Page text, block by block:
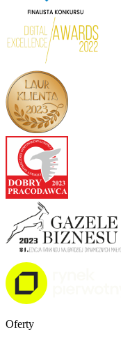
Oferty